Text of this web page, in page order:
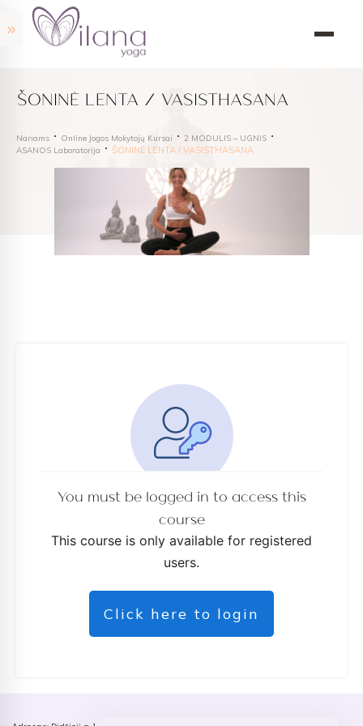
ŠONINĖ LENTA / VASISTHASANA
Nariams Online Jogos Mokytojų Kursai
2 MODULIS – UGNIS
ASANOS Laboratorija
ŠONINĖ LENTA / VASISTHASANA
You must be logged in to access this
course
This course is only available for registered
users.
Click here to login